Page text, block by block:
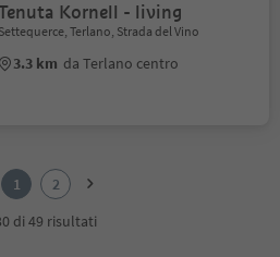
Kornell - living
Settequerce, Terlano, Strada del Vino
3.3 km da Terlano centro
1
2
di 49 risultati